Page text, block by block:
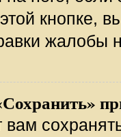
кнопке,
жалобы
вам